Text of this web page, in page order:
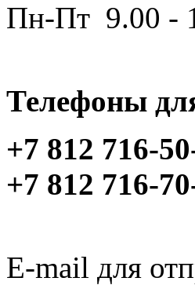
Пн-Пт 9.00 -
Телефоны
+7 812 716-
+7 812 716-
E-mail для